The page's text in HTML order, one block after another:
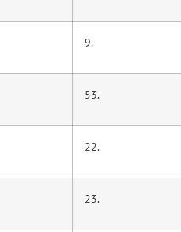
9.
53.
22.
23.